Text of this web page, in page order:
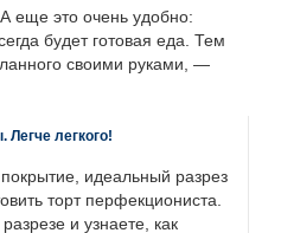
еще это очень удобно:
будет готовая еда. Тем
своими руками, —
легкого!
идеальный разрез
торт перфекциониста.
и узнаете, как